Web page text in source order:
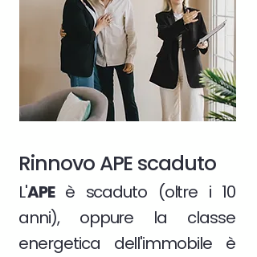
Rinnovo APE scaduto
L'APEè scaduto (oltre i 10
anni), oppure la classe
energetica dell'immobile è